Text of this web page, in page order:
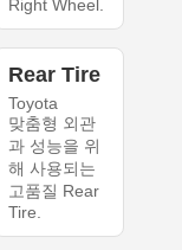
Right Wheel.
Rear Tire
Toyota
맞춤형 외관
과 성능을 위
해 사용되는
고품질 Rear
Tire.